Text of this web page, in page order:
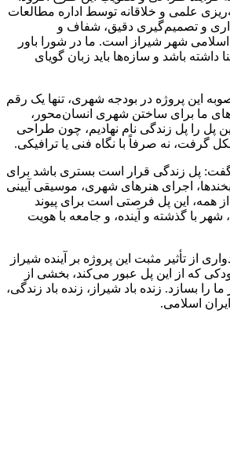
علمی و خلاقانه توسط اداره مطالعات
و تصمیم‌گیری دقیق، شفاف و
شهر شیراز است. ما در شورا باور
داشته باشد و سازه‌ها باید زبان گویای
این پروژه در بودجه شهری، تنها یک رقم
ما برای ساختن شهری انسان‌محور،
پل را پل زندگی نام نهادیم، چون طراحی
گرفت، نه صرفاً با نگاه فنی یا ترافیکی.
گفت: پل زندگی قرار است بستری باشد برای
اجرای هنرهای شهری، موسیقی آیینی
همه، این پل فرصتی است برای پیوند
شهر با گذشته و آینده، و جامعه با هویت
از تأثیر مثبت این پروژه بر آینده شیراز
که از این پل عبور می‌کند، بخشی از
را بسازد. زنده باد شیراز، زنده باد زندگی،
ایران اسلامی.